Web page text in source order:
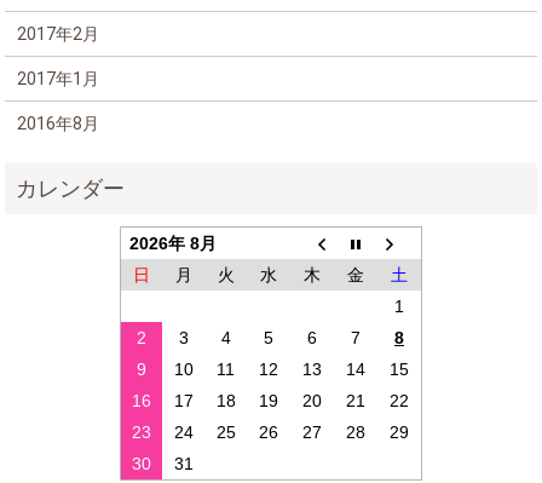
2017年2月
2017年1月
2016年8月
2026年 8月
日
月 火 水 木 金
土
1
2
3 4 5 6 7
8
9
10 11 12 13 14
15
16
17 18 19 20 21
22
23
24 25 26 27 28
29
30
31